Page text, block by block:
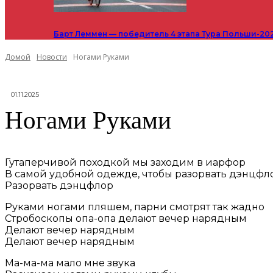
Барт Леммен — победитель 4 этапа Тура Польши-
Домой Новости Ногами Руками
01.11.2025
Ногами Руками
Гутаперчивой походкой мы заходим в иарфор
В самой удобной одежде, чтобы разорвать
Разорвать дэнцфлор
Руками ногами пляшем, парни смотрят так жадно
Стробоскопы опа-опа делают вечер нарядным
Делают вечер нарядным
Делают вечер нарядным
Ма-ма-ма мало мне звука